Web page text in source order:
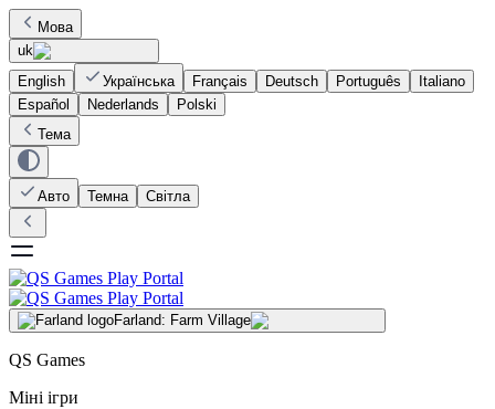
Мова
uk
English
Українська Français Deutsch Português
Italiano
Español
Nederlands
Polski
Тема
Авто Темна Світла
Farland: Farm Village
QS Games
Міні ігри